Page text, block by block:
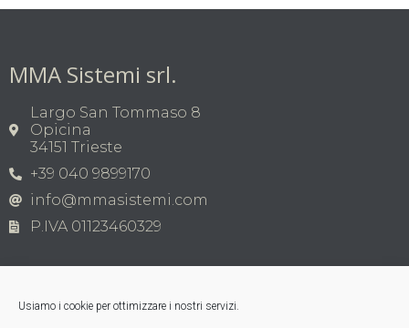
Usiamo i cookie per ottimizzare i nostri servizi.
MMA Sistemi srl.
Largo San Tommaso 8
Opicina
34151 Trieste
+39 040 9899170
info@mmasistemi.com
P.IVA 01123460329